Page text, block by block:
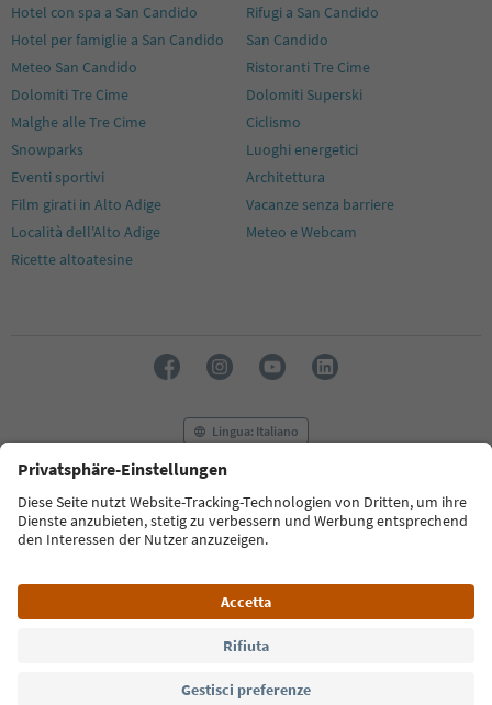
Hotel con spa a San Candido
Rifugi a San Candido
Hotel per famiglie a San Candido
San Candido
Meteo San Candido
Ristoranti Tre Cime
Dolomiti Tre Cime
Dolomiti Superski
Malghe alle Tre Cime
Ciclismo
Snowparks
Luoghi energetici
Eventi sportivi
Architettura
Film girati in Alto Adige
Vacanze senza barriere
Località dell'Alto Adige
Meteo e Webcam
Ricette altoatesine
Lingua: Italiano
FAQ Contatti Press MICE
Privacy Policy
Termini e condizioni
Crediti
Cookie Policy
Alto Adige B2B